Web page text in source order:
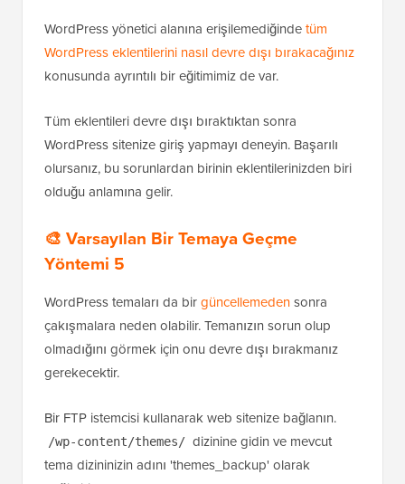
WordPress yönetici alanına erişilemediğindetüm
WordPress eklentilerini nasıl devre dışı bırakacağınız
konusunda ayrıntılı bir eğitimimiz de var.
Tüm eklentileri devre dışı bıraktıktan sonra
WordPress sitenize giriş yapmayı deneyin. Başarılı
olursanız, bu sorunlardan birinin eklentilerinizden biri
olduğu anlamına gelir.
🎨 Varsayılan Bir Temaya Geçme
Yöntemi 5
WordPress temaları da birgüncellemedensonra
çakışmalara neden olabilir. Temanızın sorun olup
olmadığını görmek için onu devre dışı bırakmanız
gerekecektir.
Bir FTP istemcisi kullanarak web sitenize bağlanın.
/wp-content/themes/ dizinine gidin ve mevcut
tema dizininizin adını 'themes_backup' olarak